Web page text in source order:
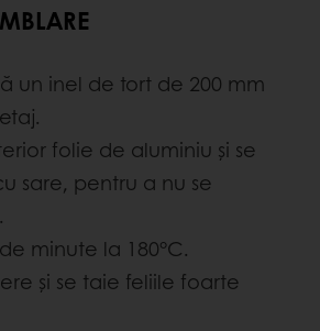
un inel de tort de 200 mm
folie de aluminiu și se
sare, pentru a nu se
minute la 180°C.
și se taie feliile foarte